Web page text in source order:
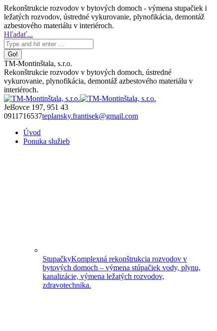
Skip
to
content
Rekonštrukcie rozvodov v bytových domoch - výmena stupačiek i
ležatých rozvodov, ústredné vykurovanie, plynofikácia, demontáž
azbestového materiálu v interiéroch.
Facebook
page
opens
in
new
window
Search:
Hľadať...
TM-Montinštala, s.r.o.
Rekonštrukcie rozvodov v bytových domoch, ústredné
vykurovanie, plynofikácia, demontáž azbestového materiálu v
interiéroch.
Jelšovce 197, 951 43
0911716537teplansky.frantisek@gmail.com
Úvod
Ponuka služieb
StupačkyKomplexná rekonštrukcia rozvodov v
bytových domoch – výmena stúpačiek vody, plynu,
kanalizácie, výmena ležatých rozvodov,
zdravotechnika.